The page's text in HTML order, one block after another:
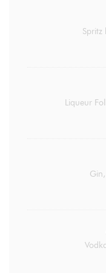
Spritz
Liqueur